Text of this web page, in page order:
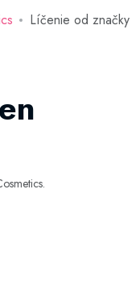
Líčenie od značky